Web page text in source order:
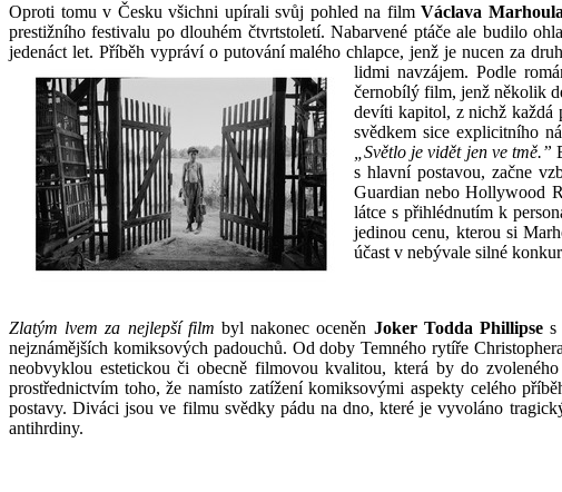
Oproti tomu v Česku všichni upírali svůj pohled na film Václava
prestižního festivalu po dlouhém čtvrtstoletí. Nabarvené ptáče ale budilo
jedenáct let. Příběh vypráví o putování malého chlapce, jenž je nucen za
lidmi navzájem. Podle
černobílý film, jenž několik
devíti kapitol, z nichž každá
svědkem sice explicitního
„Světlo je vidět jen ve tmě.”
s hlavní postavou, začne
Guardian nebo Hollywood
látce s přihlédnutím k
jedinou cenu, kterou si
účast v nebývale silné
Zlatým lvem za nejlepší filmbyl nakonec oceněn Joker Todda Phillipse s
nejznámějších komiksových padouchů. Od doby Temného rytíře
neobvyklou estetickou či obecně filmovou kvalitou, která by do
prostřednictvím toho, že namísto zatížení komiksovými aspekty celého
postavy. Diváci jsou ve filmu svědky pádu na dno, které je vyvoláno
antihrdiny.